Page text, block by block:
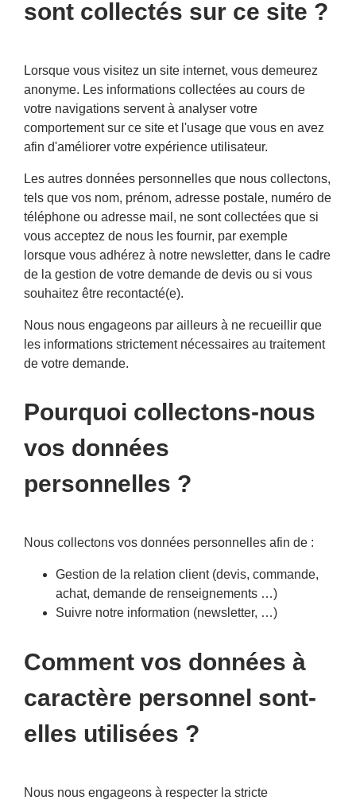
sont collectés sur ce site ?
Lorsque vous visitez un site internet, vous demeurez
anonyme. Les informations collectées au cours de
votre navigations servent à analyser votre
comportement sur ce site et l'usage que vous en avez
afin d'améliorer votre expérience utilisateur.
Les autres données personnelles que nous collectons,
tels que vos nom, prénom, adresse postale, numéro de
téléphone ou adresse mail, ne sont collectées que si
vous acceptez de nous les fournir, par exemple
lorsque vous adhérez à notre newsletter, dans le cadre
de la gestion de votre demande de devis ou si vous
souhaitez être recontacté(e).
Nous nous engageons par ailleurs à ne recueillir que
les informations strictement nécessaires au traitement
de votre demande.
Pourquoi collectons-nous
vos données
personnelles ?
Nous collectons vos données personnelles afin de :
Gestion de la relation client (devis, commande,
achat, demande de renseignements …)
Suivre notre information (newsletter, …)
Comment vos données à
caractère personnel sont-
elles utilisées ?
Nous nous engageons à respecter la stricte